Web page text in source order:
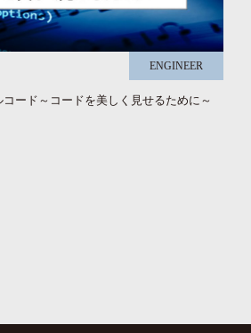
ENGINEER
コード～コードを美しく見せるために～